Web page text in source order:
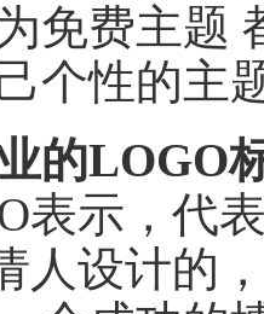
免费主题
个性的主
的LOGO
表示，代
人设计的